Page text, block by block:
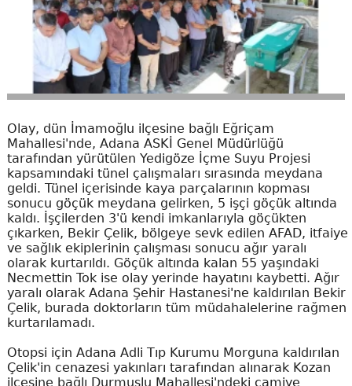
Olay, dün İmamoğlu ilçesine bağlı Eğriçam
Mahallesi'nde, Adana ASKİ Genel Müdürlüğü
tarafından yürütülen Yedigöze İçme Suyu Projesi
kapsamındaki tünel çalışmaları sırasında meydana
geldi. Tünel içerisinde kaya parçalarının kopması
sonucu göçük meydana gelirken, 5 işçi göçük altında
kaldı. İşçilerden 3'ü kendi imkanlarıyla göçükten
çıkarken, Bekir Çelik, bölgeye sevk edilen AFAD, itfaiye
ve sağlık ekiplerinin çalışması sonucu ağır yaralı
olarak kurtarıldı. Göçük altında kalan 55 yaşındaki
Necmettin Tok ise olay yerinde hayatını kaybetti. Ağır
yaralı olarak Adana Şehir Hastanesi'ne kaldırılan Bekir
Çelik, burada doktorların tüm müdahalelerine rağmen
kurtarılamadı.
Otopsi için Adana Adli Tıp Kurumu Morguna kaldırılan
Çelik'in cenazesi yakınları tarafından alınarak Kozan
ilçesine bağlı Durmuşlu Mahallesi'ndeki camiye